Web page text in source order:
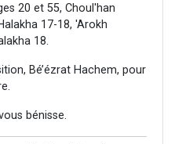
20 et 55, Choul'han
17-18, 'Arokh
18.
Bé’ézrat Hachem, pour
bénisse.